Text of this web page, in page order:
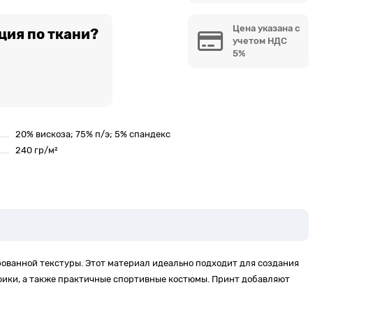
по ткани?
20% вискоза; 75% п/э; 5% спандекс
240 гр/м²
Цена указана с
учетом НДС
5%
текстуры. Этот материал идеально подходит для создания
а также практичные спортивные костюмы. Принт добавляют